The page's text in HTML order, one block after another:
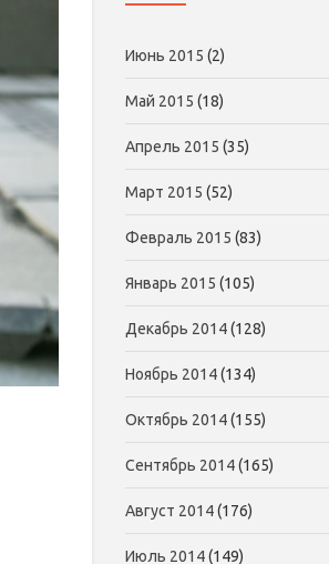
Июнь 2015 (2)
Май 2015 (18)
Апрель 2015 (35)
Март 2015 (52)
Февраль 2015 (83)
Январь 2015 (105)
Декабрь 2014(128)
Ноябрь 2014(134)
Октябрь 2014(155)
Сентябрь 2014(165)
Август 2014(176)
Июль 2014(149)